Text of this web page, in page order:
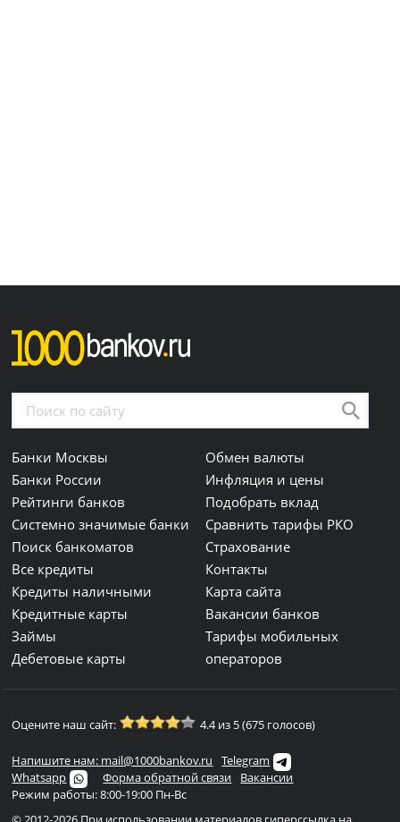
Банки Москвы
Банки России
Рейтинги банков
Системно значимые банки
Поиск банкоматов
Все кредиты
Кредиты наличными
Кредитные карты
Займы
Дебетовые карты
Обмен валюты
Инфляция и цены
Подобрать вклад
Сравнить тарифы РКО
Страхование
Контакты
Карта сайта
Вакансии банков
Тарифы мобильных
операторов
Оцените наш сайт: 4.4 из 5 (675 голосов)
Напишите нам: mail@1000bankov.ru
Telegram
Whatsapp
Форма обратной связи
Вакансии
Режим работы: 8:00-19:00 Пн-Вс